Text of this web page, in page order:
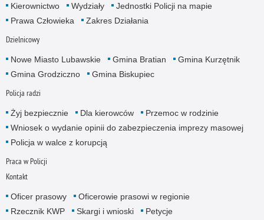
Kierownictwo Wydziały
Jednostki Policji na mapie
Prawa Człowieka
Zakres Działania
Dzielnicowy
Nowe Miasto Lubawskie Gmina Bratian
Gmina Kurzętnik
Gmina Grodziczno
Gmina Biskupiec
Policja radzi
Żyj bezpiecznie Dla kierowców
Przemoc w rodzinie
Wniosek o wydanie opinii do zabezpieczenia imprezy masowej
Policja w walce z korupcją
Praca w Policji
Kontakt
Oficer prasowy
Oficerowie prasowi w regionie
Rzecznik KWP
Skargi i wnioski
Petycje